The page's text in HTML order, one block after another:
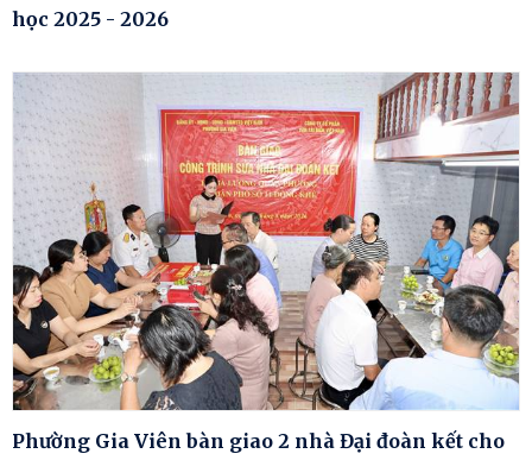
học 2025 - 2026
Phường Gia Viên bàn giao 2 nhà Đại đoàn kết cho